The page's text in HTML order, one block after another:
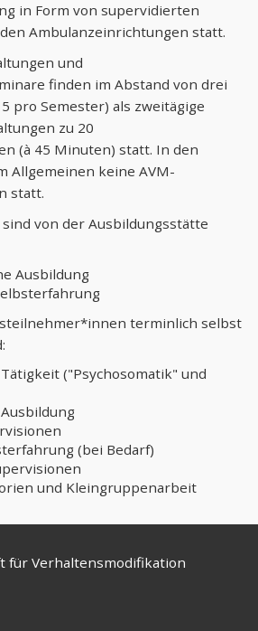
in Form von supervidierten
Ambulanzeinrichtungen statt.
und
finden im Abstand von drei
pro Semester) als zweitägige
zu 20
(à 45 Minuten) statt. In den
Allgemeinen keine AVM-
statt.
von der Ausbildungsstätte
Ausbildung
terminlich selbst
("Psychosomatik" und
(bei Bedarf)
und Kleingruppenarbeit
für Verhaltensmodifikation